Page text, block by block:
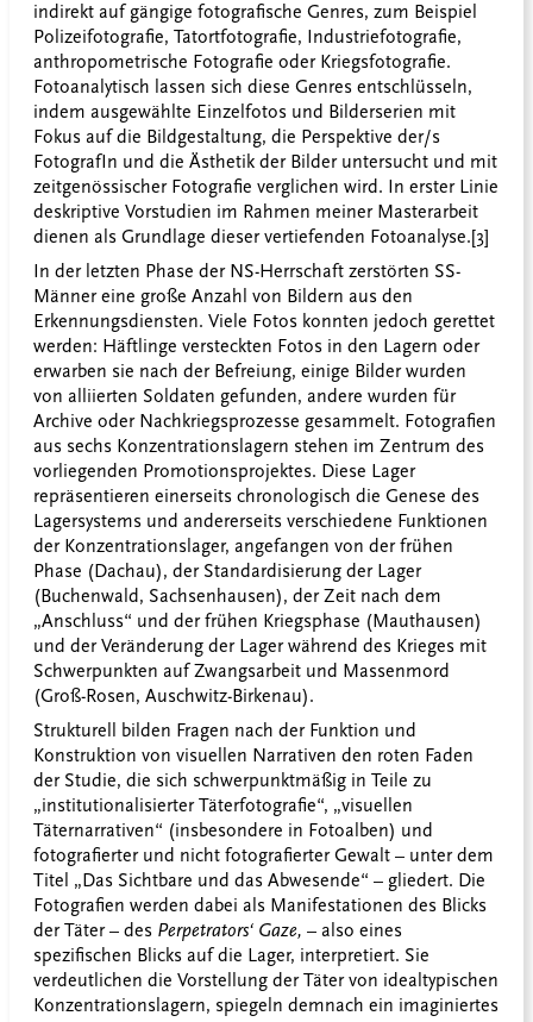
indirekt auf gängige fotografische Genres, zum Beispiel
Polizeifotografie, Tatortfotografie, Industriefotografie,
anthropometrische Fotografie oder Kriegsfotografie.
Fotoanalytisch lassen sich diese Genres entschlüsseln,
indem ausgewählte Einzelfotos und Bilderserien mit
Fokus auf die Bildgestaltung, die Perspektive der/s
FotografIn und die Ästhetik der Bilder untersucht und mit
zeitgenössischer Fotografie verglichen wird. In erster Linie
deskriptive Vorstudien im Rahmen meiner Masterarbeit
dienen als Grundlage dieser vertiefenden Fotoanalyse.[3]
In der letzten Phase der NS-Herrschaft zerstörten SS-
Männer eine große Anzahl von Bildern aus den
Erkennungsdiensten. Viele Fotos konnten jedoch gerettet
werden: Häftlinge versteckten Fotos in den Lagern oder
erwarben sie nach der Befreiung, einige Bilder wurden
von alliierten Soldaten gefunden, andere wurden für
Archive oder Nachkriegsprozesse gesammelt. Fotografien
aus sechs Konzentrationslagern stehen im Zentrum des
vorliegenden Promotionsprojektes. Diese Lager
repräsentieren einerseits chronologisch die Genese des
Lagersystems und andererseits verschiedene Funktionen
der Konzentrationslager, angefangen von der frühen
Phase (Dachau), der Standardisierung der Lager
(Buchenwald, Sachsenhausen), der Zeit nach dem
„Anschluss“ und der frühen Kriegsphase (Mauthausen)
und der Veränderung der Lager während des Krieges mit
Schwerpunkten auf Zwangsarbeit und Massenmord
(Groß-Rosen, Auschwitz-Birkenau).
Strukturell bilden Fragen nach der Funktion und
Konstruktion von visuellen Narrativen den roten Faden
der Studie, die sich schwerpunktmäßig in Teile zu
„institutionalisierter Täterfotografie“, „visuellen
Täternarrativen“ (insbesondere in Fotoalben) und
fotografierter und nicht fotografierter Gewalt – unter dem
Titel „Das Sichtbare und das Abwesende“ – gliedert. Die
Fotografien werden dabei als Manifestationen des Blicks
der Täter – des Perpetrators‘ Gaze, – also eines
spezifischen Blicks auf die Lager, interpretiert. Sie
verdeutlichen die Vorstellung der Täter von idealtypischen
Konzentrationslagern, spiegeln demnach ein imaginiertes